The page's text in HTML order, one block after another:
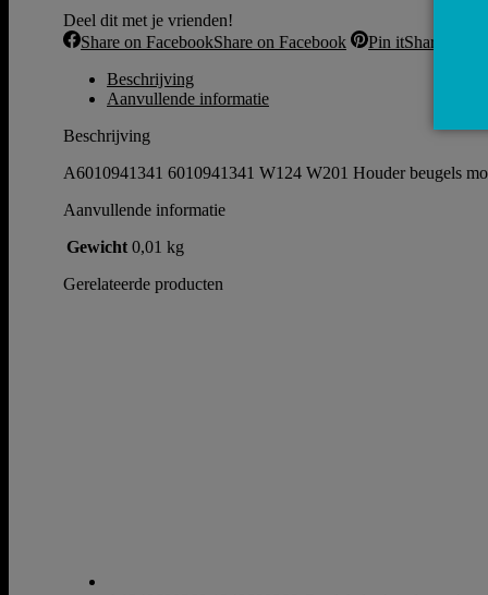
Deel dit met je vrienden!
Share on FacebookShare on Facebook Pin itShare on
Beschrijving
Aanvullende informatie
Beschrijving
A6010941341 6010941341 W124 W201 Houder beugels
Aanvullende informatie
Gewicht 0,01 kg
Gerelateerde producten